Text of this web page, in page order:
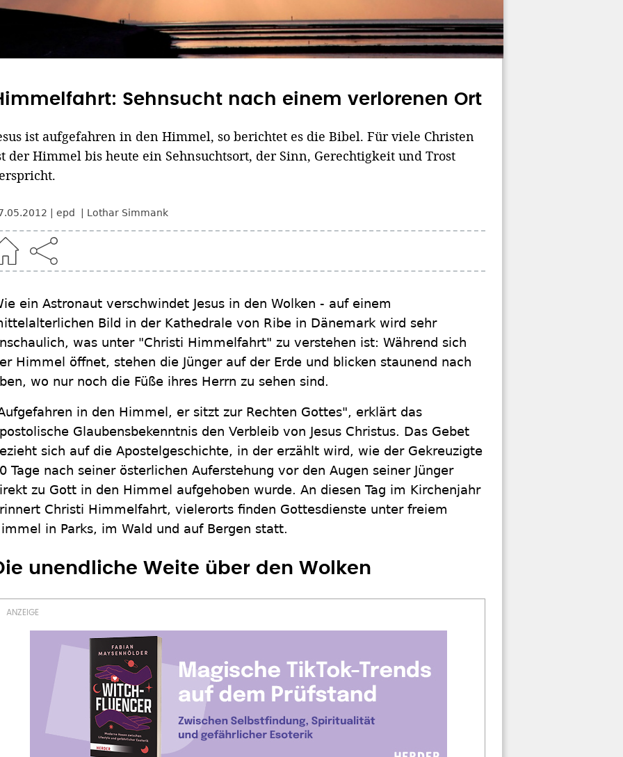
Sehnsucht nach einem verlorenen Ort
ist aufgefahren in den Himmel, so berichtet es die Bibel. Für viele Christen
der Himmel bis heute ein Sehnsuchtsort, der Sinn, Gerechtigkeit und Trost
epd Lothar Simmank
ein Astronaut verschwindet Jesus in den Wolken - auf einem
Bild in der Kathedrale von Ribe in Dänemark wird sehr
was unter "Christi Himmelfahrt" zu verstehen ist: Während sich
Himmel öffnet, stehen die Jünger auf der Erde und blicken staunend nach
wo nur noch die Füße ihres Herrn zu sehen sind.
in den Himmel, er sitzt zur Rechten Gottes", erklärt das
Glaubensbekenntnis den Verbleib von Jesus Christus. Das Gebet
sich auf die Apostelgeschichte, in der erzählt wird, wie der Gekreuzigte
Tage nach seiner österlichen Auferstehung vor den Augen seiner Jünger
zu Gott in den Himmel aufgehoben wurde. An diesen Tag im Kirchenjahr
Christi Himmelfahrt, vielerorts finden Gottesdienste unter freiem
in Parks, im Wald und auf Bergen statt.
unendliche Weite über den Wolken